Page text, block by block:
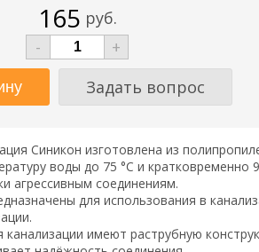
165 руб.
-
+
Задать вопрос
Синикон изготовлена из
воды до 75 °С и кратковременно
агрессивным соединениям.
для использования в
канализации имеют раструбную